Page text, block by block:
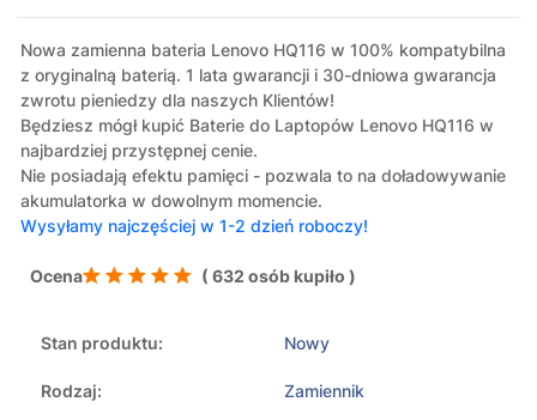
Nowa zamienna bateria Lenovo HQ116 w 100% kompatybilna
z oryginalną baterią. 1 lata gwarancji i 30-dniowa gwarancja
zwrotu pieniedzy dla naszych Klientów!
Będziesz mógł kupić Baterie do Laptopów Lenovo HQ116 w
najbardziej przystępnej cenie.
Nie posiadają efektu pamięci - pozwala to na doładowywanie
akumulatorka w dowolnym momencie.
Wysyłamy najczęściej w 1-2 dzień roboczy!
Ocena ( 632 osób kupiło )
Stan produktu: Nowy
Rodzaj: Zamiennik